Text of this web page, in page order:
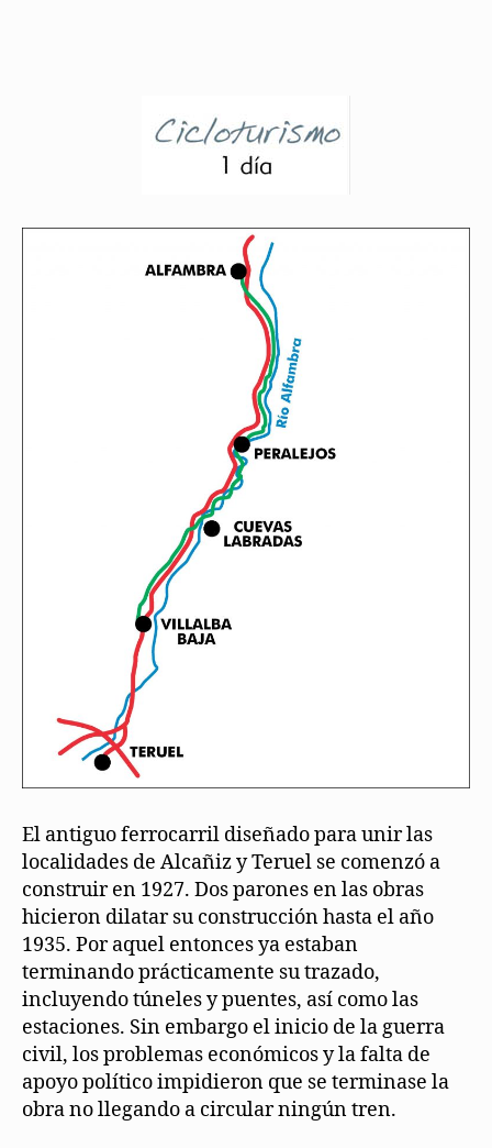
El antiguo ferrocarril diseñado para unir las
localidades de Alcañiz y Teruel se comenzó a
construir en 1927. Dos parones en las obras
hicieron dilatar su construcción hasta el año
1935. Por aquel entonces ya estaban
terminando prácticamente su trazado,
incluyendo túneles y puentes, así como las
estaciones. Sin embargo el inicio de la guerra
civil, los problemas económicos y la falta de
apoyo político impidieron que se terminase la
obra no llegando a circular ningún tren.